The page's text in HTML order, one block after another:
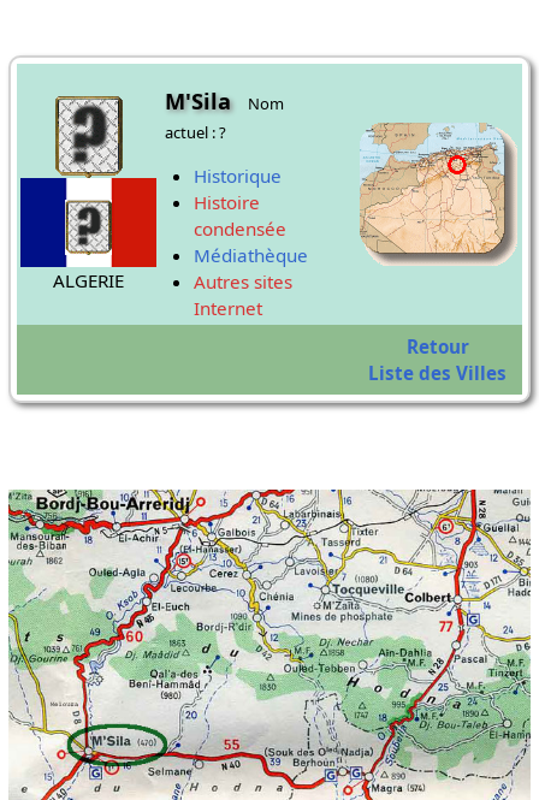
ALGERIE
M'Sila
Nom
actuel : ?
Historique
Histoire
condensée
Médiathèque
Autres sites
Internet
Retour
Liste des Villes